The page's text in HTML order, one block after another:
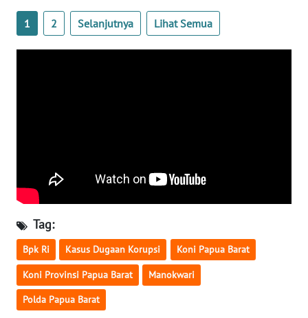
1 2 Selanjutnya Lihat Semua
Tag:
Bpk Ri Kasus Dugaan Korupsi Koni Papua Barat
Koni Provinsi Papua Barat Manokwari
Polda Papua Barat
BENGKULU
WN
LAMPUNG
WN
JATENG